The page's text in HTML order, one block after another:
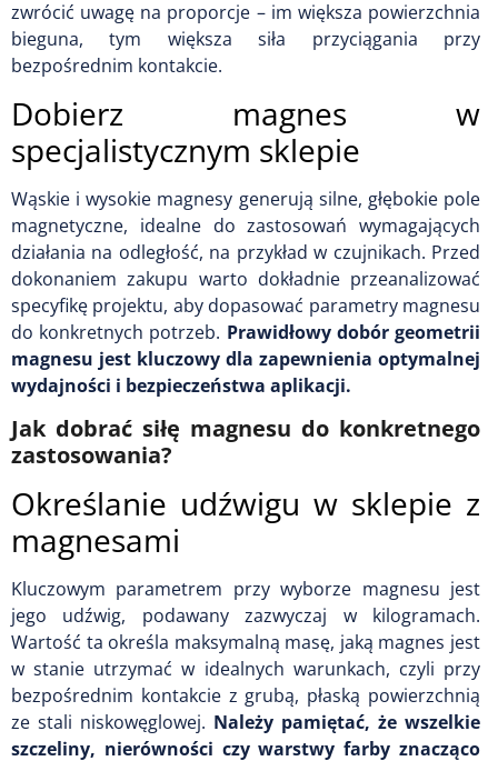
zwrócić uwagę na proporcje – im większa powierzchnia
bieguna, tym większa siła przyciągania przy
bezpośrednim kontakcie.
Dobierz magnes w
specjalistycznym sklepie
Wąskie i wysokie magnesy generują silne, głębokie pole
magnetyczne, idealne do zastosowań wymagających
działania na odległość, na przykład w czujnikach. Przed
dokonaniem zakupu warto dokładnie przeanalizować
specyfikę projektu, aby dopasować parametry magnesu
do konkretnych potrzeb. Prawidłowy dobór geometrii
magnesu jest kluczowy dla zapewnienia optymalnej
wydajności i bezpieczeństwa aplikacji.
Jak dobrać siłę magnesu do konkretnego
zastosowania?
Określanie udźwigu w sklepie z
magnesami
Kluczowym parametrem przy wyborze magnesu jest
jego udźwig, podawany zazwyczaj w kilogramach.
Wartość ta określa maksymalną masę, jaką magnes jest
w stanie utrzymać w idealnych warunkach, czyli przy
bezpośrednim kontakcie z grubą, płaską powierzchnią
ze stali niskowęglowej. Należy pamiętać, że wszelkie
szczeliny, nierówności czy warstwy farby znacząco